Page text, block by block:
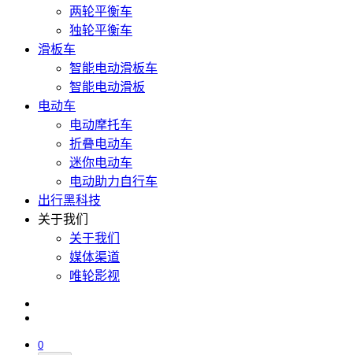
两轮平衡车
独轮平衡车
滑板车
智能电动滑板车
智能电动滑板
电动车
电动摩托车
折叠电动车
迷你电动车
电动助力自行车
出行黑科技
关于我们
关于我们
媒体渠道
唯轮影视
0